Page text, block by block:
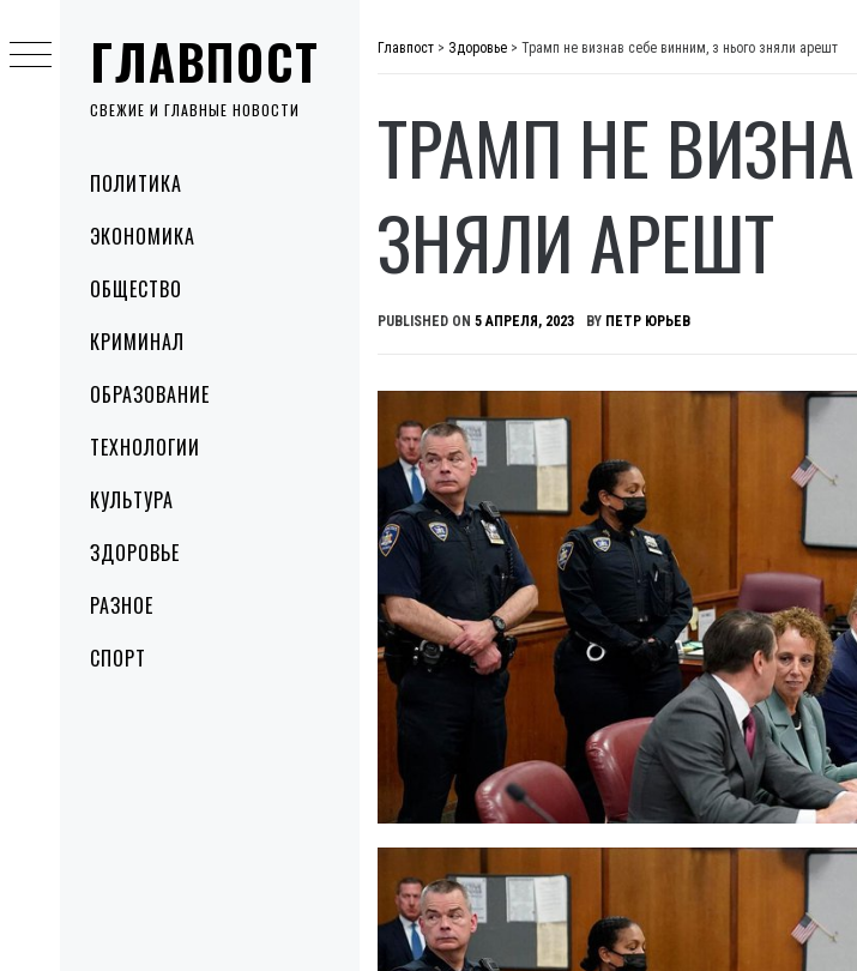
ГЛАВПОСТ
СВЕЖИЕ И ГЛАВНЫЕ НОВОСТИ
MenuПОЛИТИКА
ЭКОНОМИКА
ОБЩЕСТВО
КРИМИНАЛ
ОБРАЗОВАНИЕ
ТЕХНОЛОГИИ
КУЛЬТУРА
ЗДОРОВЬЕ
РАЗНОЕ
СПОРТ
to
content
Главпост > Здоровье > Трамп не визнав себе винним, з нього зняли арешт
ТРАМП НЕ
ЗНЯЛИ АРЕШТ
PUBLISHED ON 5 АПРЕЛЯ, 2023 BY ПЕТР ЮРЬЕВ